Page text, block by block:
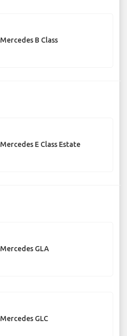
Mercedes B Class
Mercedes E Class Estate
Mercedes GLA
Mercedes GLC